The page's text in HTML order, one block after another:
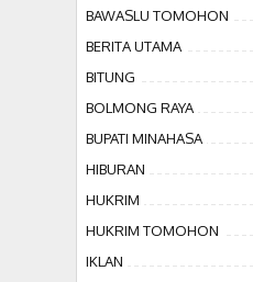
BAWASLU TOMOHON
BERITA UTAMA
BITUNG
BOLMONG RAYA
BUPATI MINAHASA
HIBURAN
HUKRIM
HUKRIM TOMOHON
IKLAN